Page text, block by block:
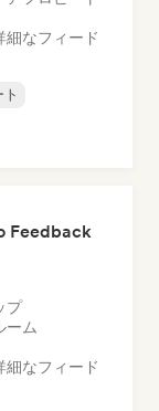
細なフィード
Feedback
プ
ーム
細なフィード